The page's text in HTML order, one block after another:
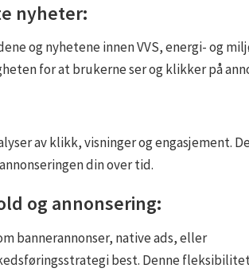
nyheter:
og nyhetene innen VVS, energi- og
for at brukerne ser og klikker på
av klikk, visninger og
din over tid.
og annonsering:
bannerannonser, native ads, eller
best. Denne